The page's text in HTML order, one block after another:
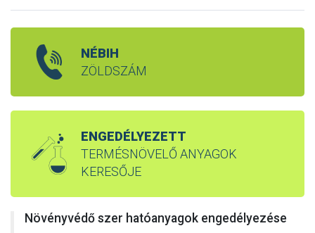
NÉBIH
ZÖLDSZÁM
ENGEDÉLYEZETT
TERMÉSNÖVELŐ ANYAGOK
KERESŐJE
Növényvédő szer hatóanyagok engedélyezése